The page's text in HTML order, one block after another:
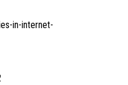
in-internet-